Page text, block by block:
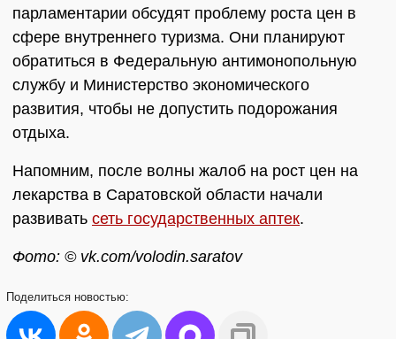
парламентарии обсудят проблему роста цен в
сфере внутреннего туризма. Они планируют
обратиться в Федеральную антимонопольную
службу и Министерство экономического
развития, чтобы не допустить подорожания
отдыха.
Напомним, после волны жалоб на рост цен на
лекарства в Саратовской области начали
развивать сеть государственных аптек.
Фото: © vk.com/volodin.saratov
Поделиться новостью: